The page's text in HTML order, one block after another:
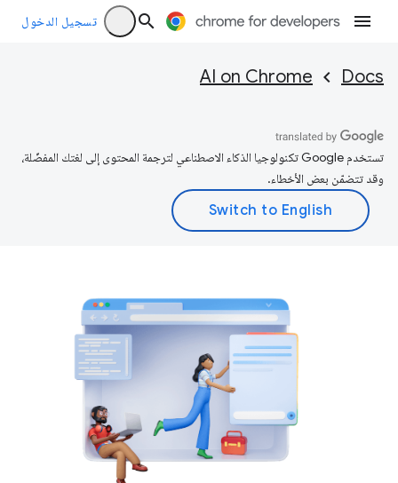
تسجيل الدخول
Docs
AI on Chrome
تستخدم Google تكنولوجيا الذكاء الاصطناعي لترجمة المحتوى إلى لغتك المفضّلة،
وقد تتضمّن بعض الأخطاء.